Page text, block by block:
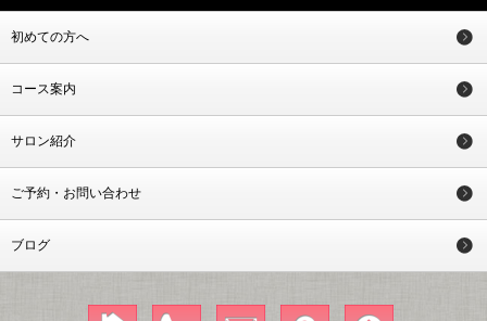
初めての方へ
コース案内
サロン紹介
ご予約・お問い合わせ
ブログ